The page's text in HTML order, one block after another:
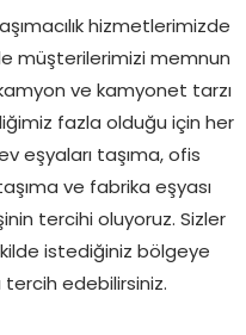
hizmetlerimizde
müşterilerimizi memnun
ve kamyonet tarzı
fazla olduğu için her
eşyaları taşıma, ofis
ve fabrika eşyası
tercihi oluyoruz. Sizler
istediğiniz bölgeye
tercih edebilirsiniz.